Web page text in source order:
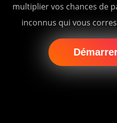
multiplier vos chances de
inconnus qui vous